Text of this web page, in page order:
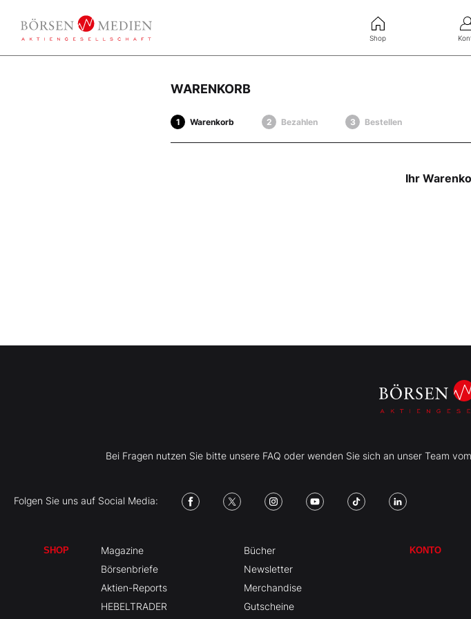
Shop
WARENKORB
Warenkorb Bezahlen Bestellen
Ihr
Bei Fragen nutzen Sie bitte unsere FAQ oder wenden Sie sich an unser Team
Folgen Sie uns auf Social Media:
SHOP
Magazine
Börsenbriefe
Aktien-Reports
HEBELTRADER
Bücher
Newsletter
Merchandise
Gutscheine
KONTO